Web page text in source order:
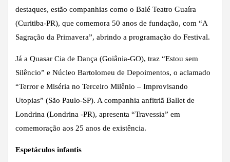
destaques, estão companhias como o Balé Teatro Guaíra
(Curitiba-PR), que comemora 50 anos de fundação, com “A
Sagração da Primavera”, abrindo a programação do Festival.
Já a Quasar Cia de Dança (Goiânia-GO), traz “Estou sem
Silêncio” e Núcleo Bartolomeu de Depoimentos, o aclamado
“Terror e Miséria no Terceiro Milênio – Improvisando
Utopias” (São Paulo-SP). A companhia anfitriã Ballet de
Londrina (Londrina -PR), apresenta “Travessia” em
comemoração aos 25 anos de existência.
Espetáculos infantis